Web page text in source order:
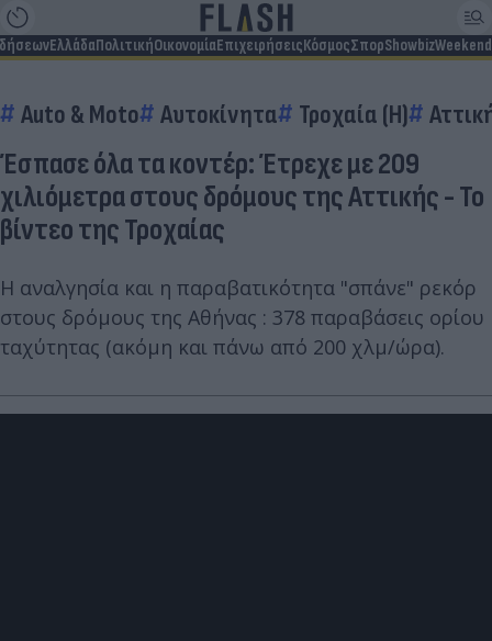
ΕλλάδαΠολιτικήΟικονομίαΕπιχειρήσειςΚόσμοςΣπορShowbizWeekend
Auto & Moto Αυτοκίνητα Τροχαία (Η)
Έσπασε όλα τα κοντέρ: Έτρεχε με 209
χιλιόμετρα στους δρόμους της Αττικής - Το
βίντεο της Τροχαίας
Η αναλγησία και η παραβατικότητα "σπάνε" ρεκόρ
στους δρόμους της Αθήνας : 378 παραβάσεις ορίου
ταχύτητας (ακόμη και πάνω από 200 χλμ/ώρα).